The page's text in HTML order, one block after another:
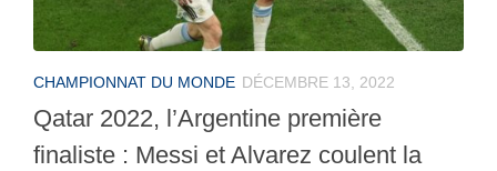
CHAMPIONNAT DU MONDE DÉCEMBRE 13, 2022
Qatar 2022, l’Argentine première
finaliste : Messi et Alvarez coulent la